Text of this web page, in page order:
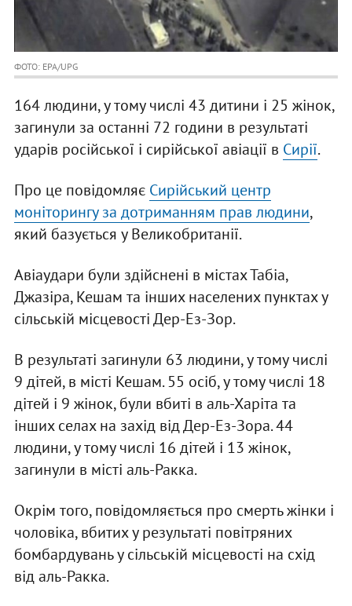
ФОТО: EPA/UPG
164 людини, у тому числі 43 дитини і 25 жінок,
загинули за останні 72 години в результаті
ударів російської і сирійської авіації в Сирії.
Про це повідомляє Сирійський центр
моніторингу за дотриманням прав людини,
який базується у Великобританії.
Авіаудари були здійснені в містах Табіа,
Джазіра, Кешам та інших населених пунктах у
сільській місцевості Дер-Ез-Зор.
В результаті загинули 63 людини, у тому числі
9 дітей, в місті Кешам. 55 осіб, у тому числі 18
дітей і 9 жінок, були вбиті в аль-Харіта та
інших селах на захід від Дер-Ез-Зора. 44
людини, у тому числі 16 дітей і 13 жінок,
загинули в місті аль-Ракка.
Окрім того, повідомляється про смерть жінки і
чоловіка, вбитих у результаті повітряних
бомбардувань у сільській місцевості на схід
від аль-Ракка.